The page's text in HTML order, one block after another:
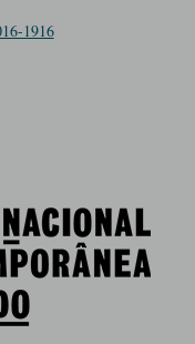
1916